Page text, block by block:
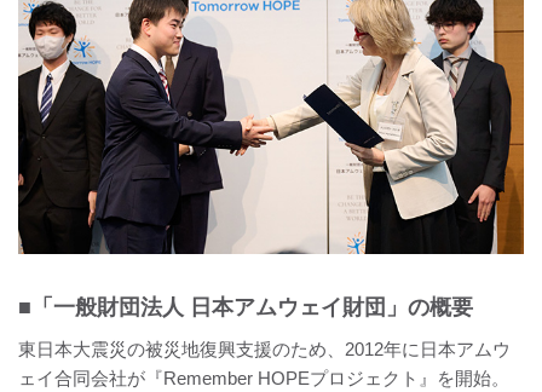
■「⼀般財団法⼈ 日本アムウェイ財団」の概要
東日本大震災の被災地復興支援のため、2012年に日本アムウ
ェイ合同会社が『Remember HOPEプロジェクト』を開始。